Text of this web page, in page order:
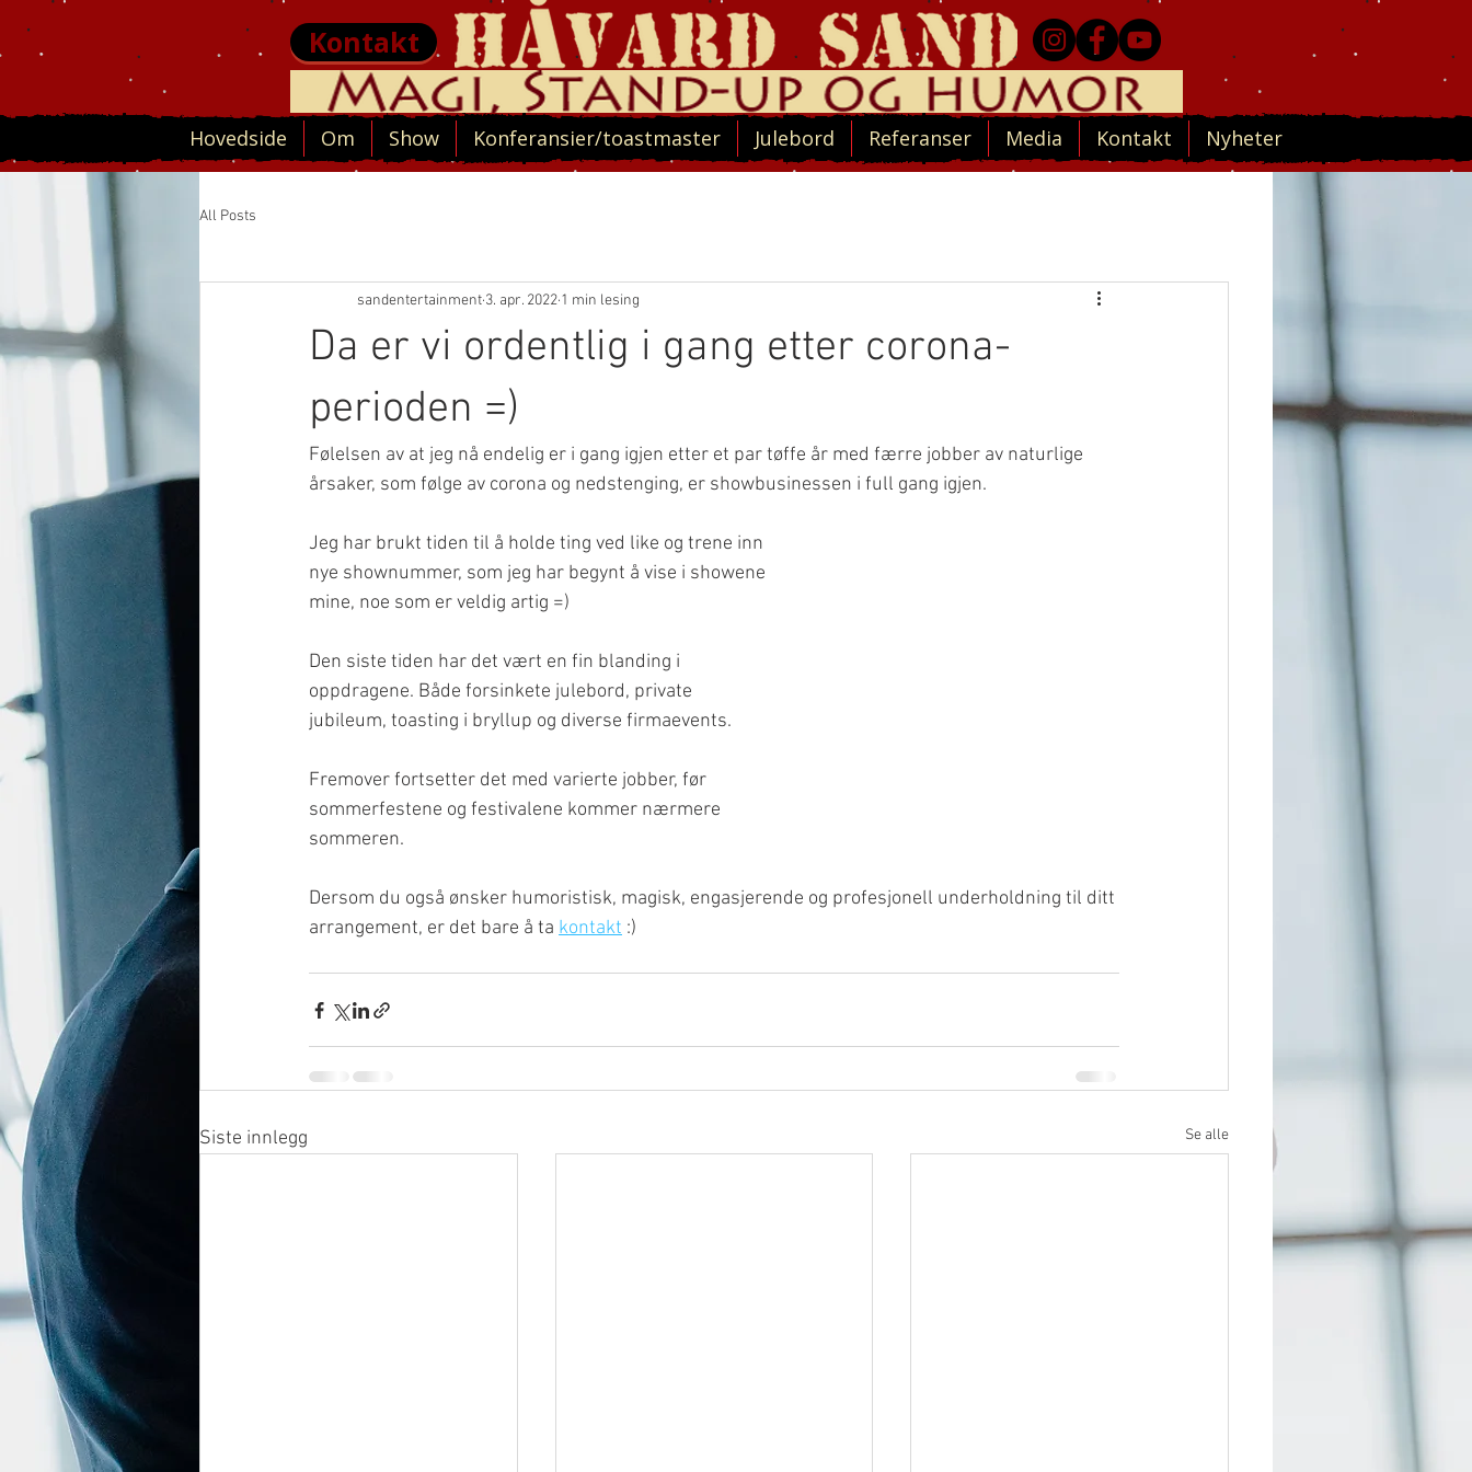
Kontakt
Hovedside Om Show Konferansier/toastmaster Julebord Referanser Media Kontakt Nyheter
All Posts
Da er vi ordentlig i gang etter corona-
perioden =)
sandentertainment 3. apr. 2022 1 min lesing
Følelsen av at jeg nå endelig er i gang igjen etter et par tøffe år med færre jobber av naturlige
årsaker, som følge av corona og nedstenging, er showbusinessen i full gang igjen.
Jeg har brukt tiden til å holde ting ved like og trene inn
nye shownummer, som jeg har begynt å vise i showene
mine, noe som er veldig artig =)
Den siste tiden har det vært en fin blanding i
oppdragene. Både forsinkete julebord, private
jubileum, toasting i bryllup og diverse firmaevents.
Fremover fortsetter det med varierte jobber, før
sommerfestene og festivalene kommer nærmere
sommeren.
Dersom du også ønsker humoristisk, magisk, engasjerende og profesjonell underholdning til ditt
arrangement, er det bare å ta kontakt :)
Siste innlegg Se alle